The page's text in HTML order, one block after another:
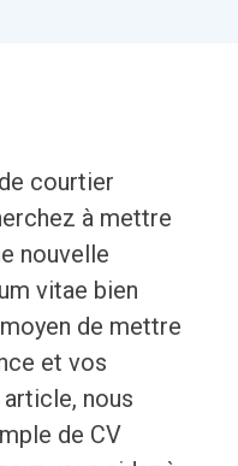
courtier
à mettre
nouvelle
vitae bien
de mettre
et vos
nous
de CV